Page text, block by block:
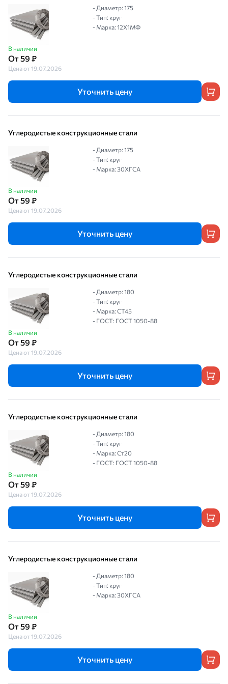
В наличии
От 59 ₽
Цена от 19.07.2026
- Диаметр: 175
- Тип: круг
- Марка: 12Х1МФ
Уточнить цену
Углеродистые конструкционные стали
В наличии
От 59 ₽
Цена от 19.07.2026
- Диаметр: 175
- Тип: круг
- Марка: 30ХГСА
Уточнить цену
Углеродистые конструкционные стали
В наличии
От 59 ₽
Цена от 19.07.2026
- Диаметр: 180
- Тип: круг
- Марка: СТ45
- ГОСТ: ГОСТ 1050-88
Уточнить цену
Углеродистые конструкционные стали
В наличии
От 59 ₽
Цена от 19.07.2026
- Диаметр: 180
- Тип: круг
- Марка: Ст20
- ГОСТ: ГОСТ 1050-88
Уточнить цену
Углеродистые конструкционные стали
В наличии
От 59 ₽
Цена от 19.07.2026
- Диаметр: 180
- Тип: круг
- Марка: 30ХГСА
Уточнить цену